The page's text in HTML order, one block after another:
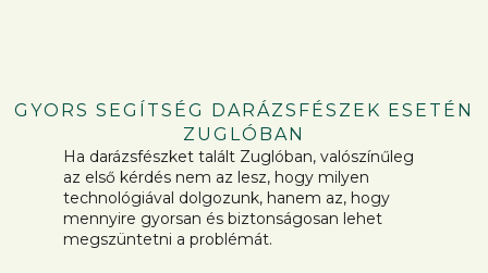
GYORS SEGÍTSÉG DARÁZSFÉSZEK ESETÉN
ZUGLÓBAN
Ha darázsfészket talált Zuglóban, valószínűleg
az első kérdés nem az lesz, hogy milyen
technológiával dolgozunk, hanem az, hogy
mennyire gyorsan és biztonságosan lehet
megszüntetni a problémát.